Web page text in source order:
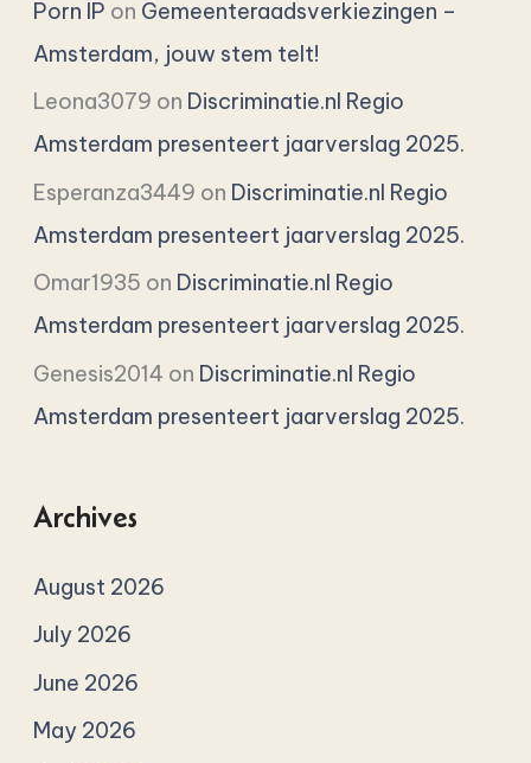
Porn IP on Gemeenteraadsverkiezingen –
Amsterdam, jouw stem telt!
Leona3079 on Discriminatie.nl Regio
Amsterdam presenteert jaarverslag 2025.
Esperanza3449 on Discriminatie.nl Regio
Amsterdam presenteert jaarverslag 2025.
Omar1935 on Discriminatie.nl Regio
Amsterdam presenteert jaarverslag 2025.
Genesis2014 on Discriminatie.nl Regio
Amsterdam presenteert jaarverslag 2025.
Archives
August 2026
July 2026
June 2026
May 2026